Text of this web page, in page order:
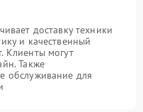
доставку техники
и качественный
Клиенты могут
Также
обслуживание для